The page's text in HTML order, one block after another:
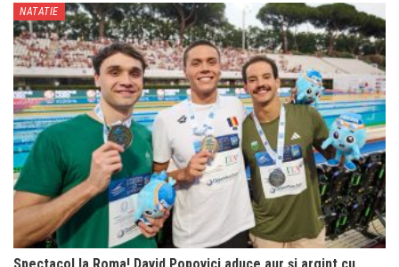
NATATIE